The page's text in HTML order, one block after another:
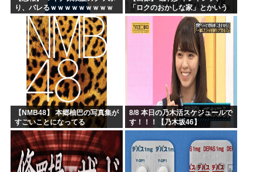
り、バレるｗｗｗｗｗｗｗｗｗ
「ロクのおかしな家」とかいう
微妙な漫画を巻頭カラーにした
せいで100万部切る
【NMB48】 本郷柚巴の写真集が
すごいことになってる
8/8 本日の乃木活スケジュールで
す！！！【乃木坂46】